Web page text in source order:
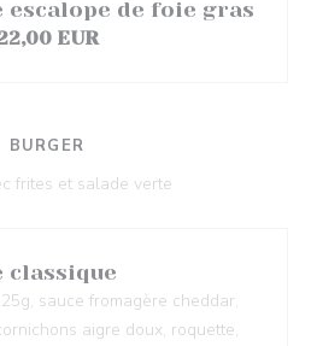
escalope de foie gras
EUR
BURGER
frites et salade verte
classique
sauce fromagère cheddar,
aigre doux, roquette,